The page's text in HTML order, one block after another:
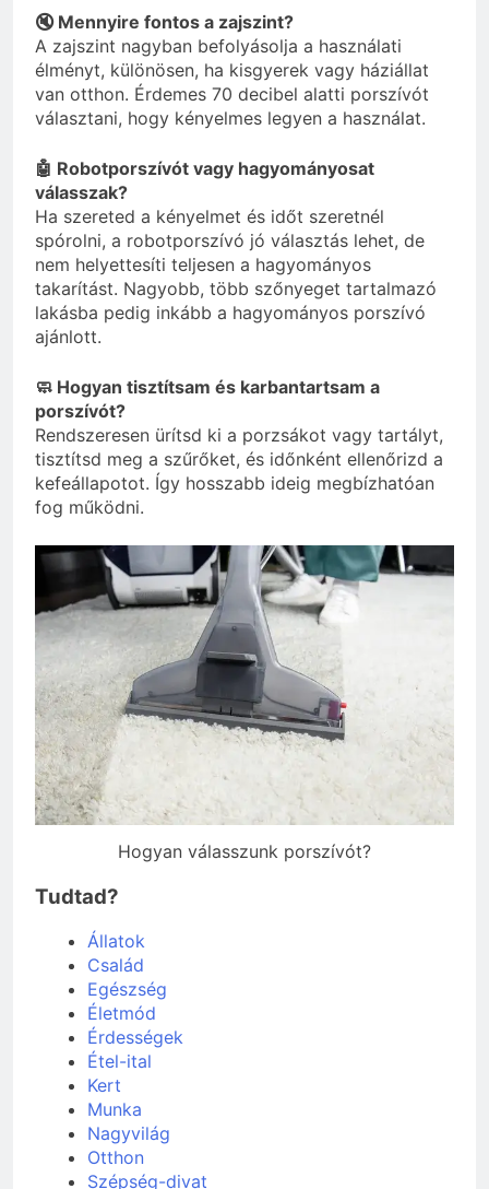
🔇 Mennyire fontos a zajszint?
A zajszint nagyban befolyásolja a használati
élményt, különösen, ha kisgyerek vagy háziállat
van otthon. Érdemes 70 decibel alatti porszívót
választani, hogy kényelmes legyen a használat.
🤖 Robotporszívót vagy hagyományosat
válasszak?
Ha szereted a kényelmet és időt szeretnél
spórolni, a robotporszívó jó választás lehet, de
nem helyettesíti teljesen a hagyományos
takarítást. Nagyobb, több szőnyeget tartalmazó
lakásba pedig inkább a hagyományos porszívó
ajánlott.
🧼 Hogyan tisztítsam és karbantartsam a
porszívót?
Rendszeresen ürítsd ki a porzsákot vagy tartályt,
tisztítsd meg a szűrőket, és időnként ellenőrizd a
kefeállapotot. Így hosszabb ideig megbízhatóan
fog működni.
Hogyan válasszunk porszívót?
Tudtad?
Állatok
Család
Egészség
Életmód
Érdességek
Étel-ital
Kert
Munka
Nagyvilág
Otthon
Szépség-divat